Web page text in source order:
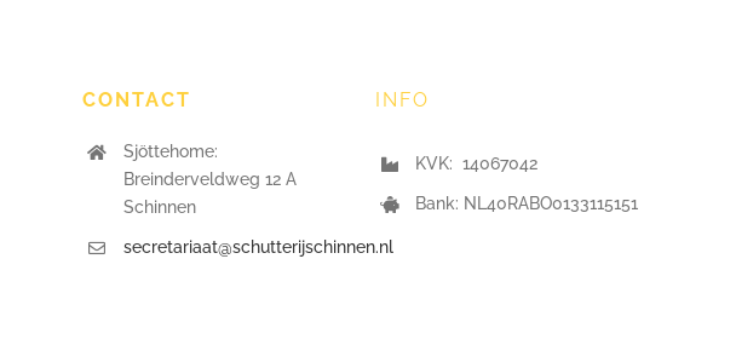
CONTACT
Sjöttehome:
Breinderveldweg 12 A
Schinnen
secretariaat@schutterijschinnen.nl
INFO
KVK: 14067042
Bank: NL40RABO0133115151